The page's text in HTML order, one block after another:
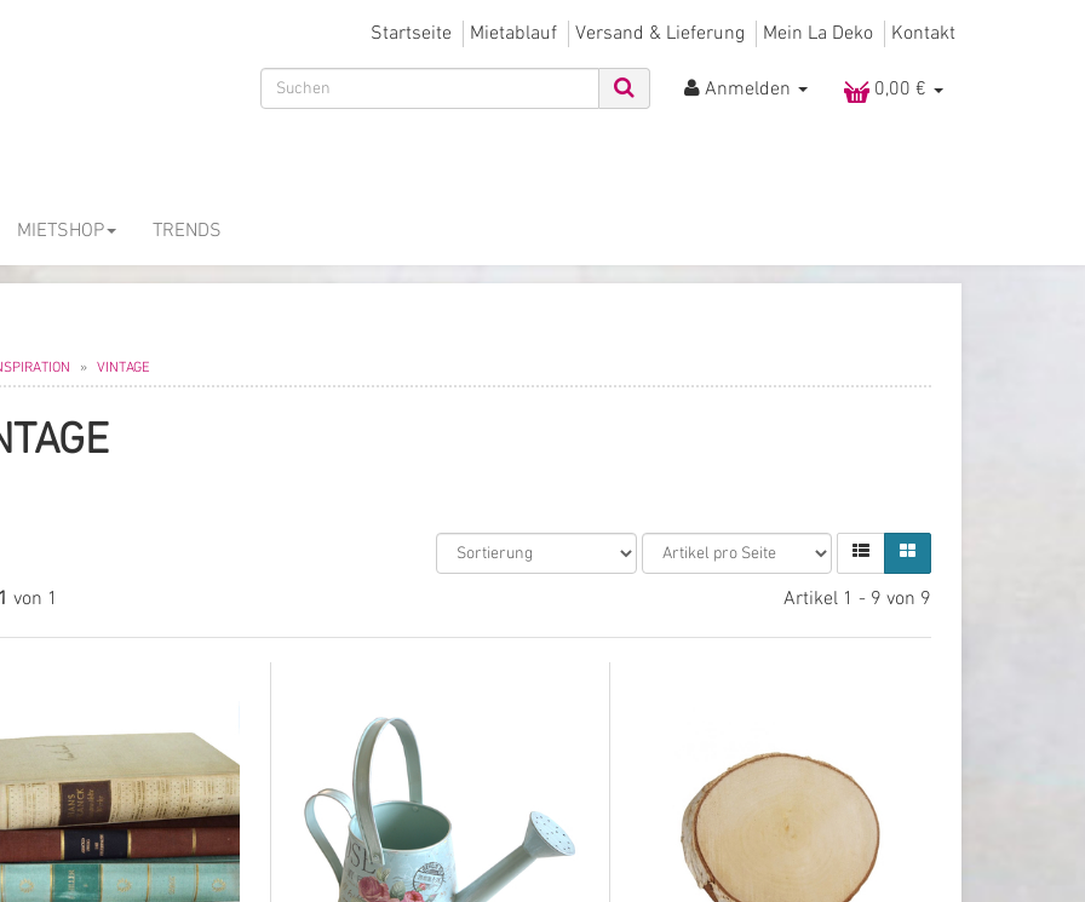
Startseite Mietablauf Versand & Lieferung Mein La Deko Kontakt
Anmelden 0,00 €
MIETSHOP TRENDS
VINTAGE
von 1 Artikel 1 - 9 von 9